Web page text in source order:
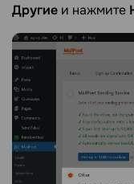
Другие и нажмите